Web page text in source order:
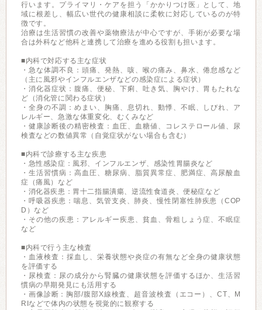
行います。プライマリ・ケアを担う「かかりつけ医」として、地
域に根差し、幅広い世代の健康相談に柔軟に対応しているのが特
徴です。
治療は生活習慣の改善や薬物療法が中心ですが、手術が必要な場
合は外科など他科と連携して治療を進める役割も担います。
■内科で対応する主な症状
・急な体調不良：頭痛、発熱、咳、喉の痛み、鼻水、倦怠感など
（主に風邪やインフルエンザなどの感染症による症状）
・消化器症状：腹痛、便秘、下痢、吐き気、胸やけ、胃もたれな
ど（消化管に関わる症状）
・全身の不調：めまい、胸痛、息切れ、動悸、不眠、しびれ、ア
レルギー、急激な体重変化、むくみなど
・健康診断後の精密検査：血圧、血糖値、コレステロール値、尿
検査などの数値異常（自覚症状がない場合も含む）
■内科で診療する主な疾患
・急性感染症：風邪、インフルエンザ、感染性胃腸炎など
・生活習慣病：高血圧、糖尿病、脂質異常症、肥満症、高尿酸血
症（痛風）など
・消化器疾患：胃十二指腸潰瘍、逆流性食道炎、便秘症など
・呼吸器疾患：喘息、気管支炎、肺炎、慢性閉塞性肺疾患（COP
D）など
・その他の疾患：アレルギー疾患、貧血、骨粗しょう症、不眠症
など
■内科で行う主な検査
・血液検査：採血し、栄養状態や炎症の有無など全身の健康状態
を評価する
・尿検査：尿の成分から腎臓の健康状態を評価するほか、生活習
慣病の早期発見にも活用する
・画像診断：胸部/腹部X線検査、超音波検査（エコー）、CT、M
RIなどで体内の状態を視覚的に観察する